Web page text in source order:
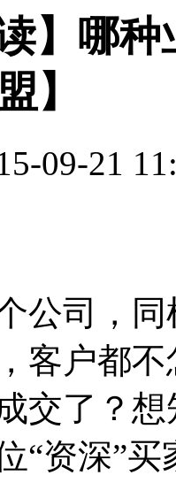
】哪
】
09-21
司，同
客户都
交了？
“资深”